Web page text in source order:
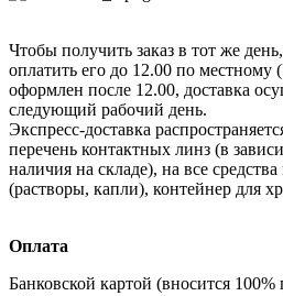
Чтобы получить заказ в тот же
оплатить его до 12.00 по местному
оформлен после 12.00, доставка
следующий рабочий день.
Экспресс-доставка
перечень контактных линз (в
наличия на складе), на все
(растворы, капли), контейнер для
Оплата
Банковской картой (вносится